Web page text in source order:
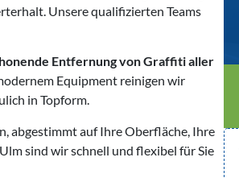
Unsere qualifizierten Teams
Entfernung von Graffiti aller
Equipment reinigen wir
in Topform.
abgestimmt auf Ihre Oberfläche, Ihre
sind wir schnell und flexibel für Sie